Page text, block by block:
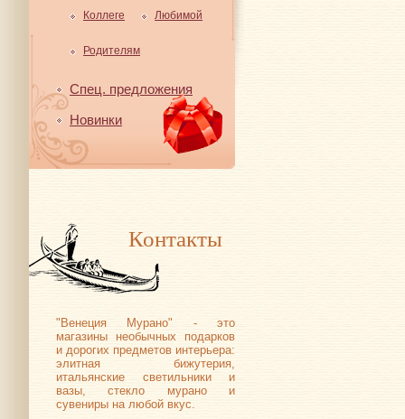
Коллеге Любимой
Родителям
Спец. предложения
Новинки
Контакты
"Венеция Мурано" - это
магазины необычных подарков
и дорогих предметов интерьера:
элитная бижутерия,
итальянские светильники и
вазы, стекло мурано и
сувениры на любой вкус.